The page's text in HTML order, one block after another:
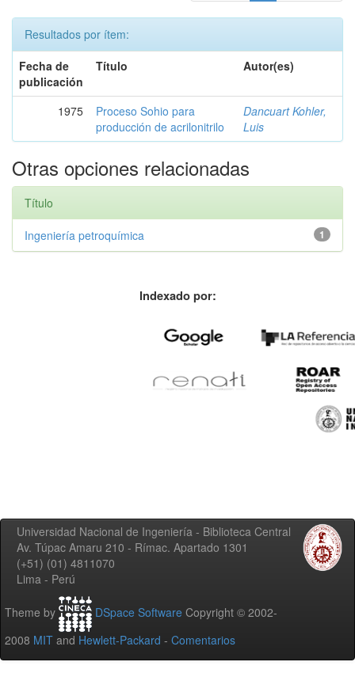
Resultados por ítem:
Fecha de
publicación
Título Autor(es)
1975
Proceso Sohio para
producción de acrilonitrilo
Dancuart Kohler,
Luis
Otras opciones relacionadas
Título
1
Ingeniería petroquímica
Indexado por:
Universidad Nacional de Ingeniería - Biblioteca Central
Av. Túpac Amaru 210 - Rímac. Apartado 1301
(+51) (01) 4811070
Lima - Perú
Theme by DSpace Software Copyright © 2002-
2008 MIT and Hewlett-Packard - Comentarios